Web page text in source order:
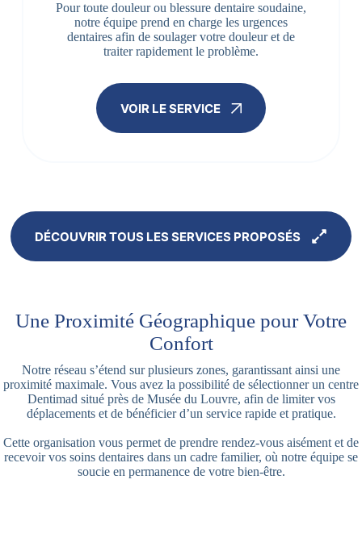
Pour toute douleur ou blessure dentaire soudaine,
notre équipe prend en charge les urgences
dentaires afin de soulager votre douleur et de
traiter rapidement le problème.
VOIR LE SERVICE
DÉCOUVRIR TOUS LES SERVICES PROPOSÉS
Une Proximité Géographique pour Votre
Confort
Notre réseau s’étend sur plusieurs zones, garantissant ainsi une
proximité maximale. Vous avez la possibilité de sélectionner un centre
Dentimad situé près de Musée du Louvre, afin de limiter vos
déplacements et de bénéficier d’un service rapide et pratique.
Cette organisation vous permet de prendre rendez-vous aisément et de
recevoir vos soins dentaires dans un cadre familier, où notre équipe se
soucie en permanence de votre bien-être.